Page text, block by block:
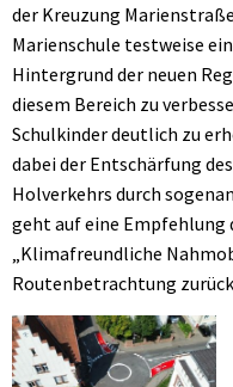
der Kreuzung
Marienschule testweise
Hintergrund der neuen
diesem Bereich zu
Schulkinder deutlich zu
dabei der Entschärfung
Holverkehrs durch
geht auf eine Empfehlung
„Klimafreundliche
Routenbetrachtung